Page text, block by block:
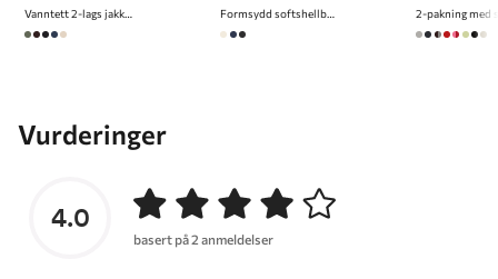
Vanntett 2-lags jakke/cape til dame Formsydd softshellbukse til dame
Vurderinger
4.0
basert på 2 anmeldelser